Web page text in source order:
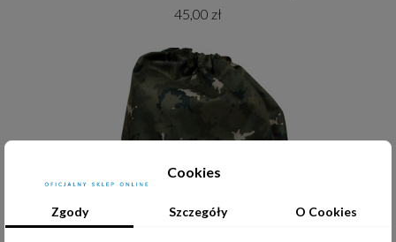
45,00 zł
Cookies
Zgody Szczegóły O Cookies